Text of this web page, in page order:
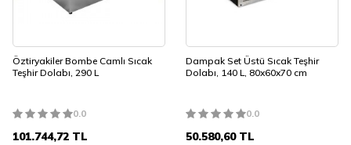
Öztiryakiler Bombe Camlı Sıcak
Teşhir Dolabı, 290 L
0.0
101.744,72 TL
Dampak Set Üstü Sıcak Teşhir
Dolabı, 140 L, 80x60x70 cm
0.0
50.580,60TL